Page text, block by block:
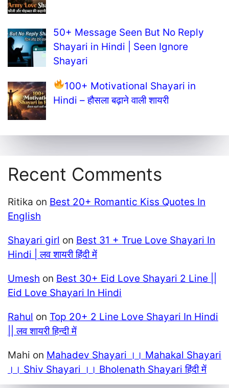
50+ Message Seen But No Reply
Shayari in Hindi | Seen Ignore
Shayari
100+ Motivational Shayari in
Hindi – हौसला बढ़ाने वाली शायरी
Recent Comments
Ritika on Best 20+ Romantic Kiss Quotes In
English
Shayari girl on Best 31 + True Love Shayari In
Hindi | लव शायरी हिंदी में
Umesh on Best 30+ Eid Love Shayari 2 Line ||
Eid Love Shayari In Hindi
Rahul on Top 20+ 2 Line Love Shayari In Hindi
|| लव शायरी हिन्दी में
Mahi on Mahadev Shayari ।। Mahakal Shayari
।। Shiv Shayari ।। Bholenath Shayari हिंदी में